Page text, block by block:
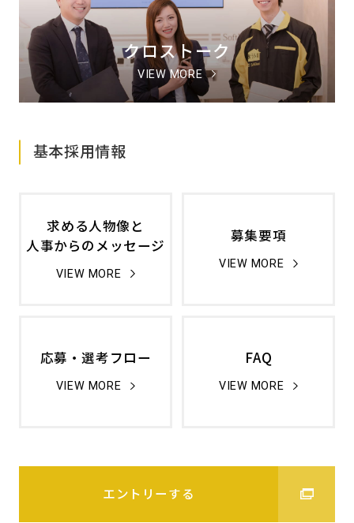
クロストーク
VIEW MORE
基本採用情報
求める人物像と
人事からのメッセージ
VIEW MORE
募集要項
VIEW MORE
応募・選考フロー
VIEW MORE
FAQ
VIEW MORE
エントリーする